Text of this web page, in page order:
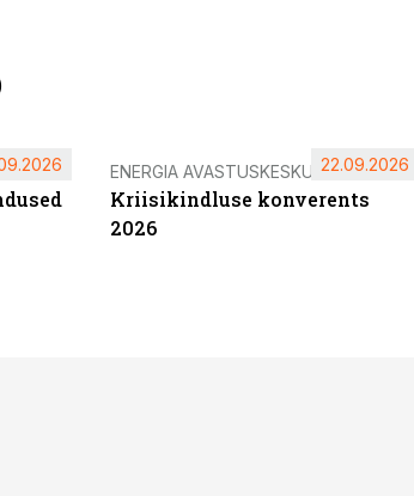
ENERGIA AVASTUSKESKUS
Kriisikindluse konverents
2026
22.09.2026